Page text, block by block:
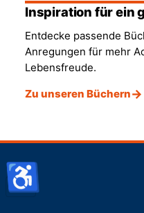
Inspiration für ein
Entdecke passende
Anregungen für mehr
Lebensfreude.
Zu unseren Büchern